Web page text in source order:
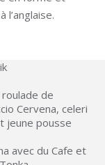
de
Cervena, celeri
jeune pousse
avec du Cafe et